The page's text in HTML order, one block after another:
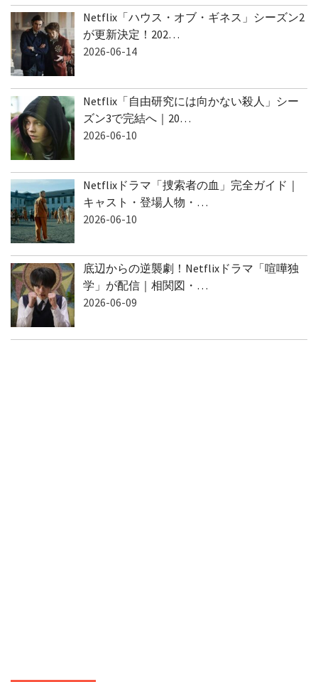
Netflix「ハウス・オブ・ギネス」シーズン2
が更新決定！202…
2026-06-14
Netflix「自由研究には向かない殺人」シー
ズン3で完結へ｜20…
2026-06-10
Netflixドラマ「捜索者の血」完全ガイド｜
キャスト・登場人物・…
2026-06-10
底辺からの逆襲劇！Netflixドラマ「喧嘩独
学」が配信｜相関図・…
2026-06-09